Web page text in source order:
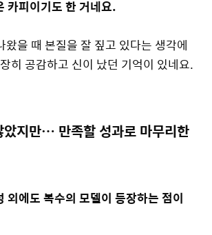
카피이기도 한 거네요.
왔을 때 본질을 잘 짚고 있다는 생각에
히 공감하고 신이 났던 기억이 있네요.
았지만… 만족할 성과로 마무리한
외에도 복수의 모델이 등장하는 점이